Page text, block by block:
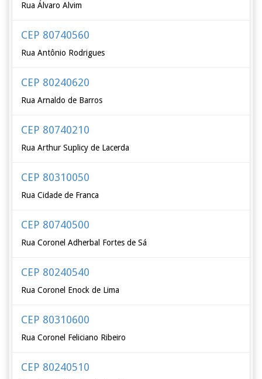
Rua Álvaro Alvim
CEP 80740560
Rua Antônio Rodrigues
CEP 80240620
Rua Arnaldo de Barros
CEP 80740210
Rua Arthur Suplicy de Lacerda
CEP 80310050
Rua Cidade de Franca
CEP 80740500
Rua Coronel Adherbal Fortes de Sá
CEP 80240540
Rua Coronel Enock de Lima
CEP 80310600
Rua Coronel Feliciano Ribeiro
CEP 80240510